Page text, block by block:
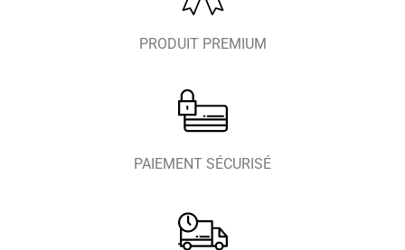
PRODUIT PREMIUM
PAIEMENT SÉCURISÉ